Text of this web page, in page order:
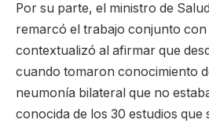
Por su parte, el ministro de
remarcó el trabajo conjunto
contextualizó al afirmar que
cuando tomaron conocimiento
neumonía bilateral que no
conocida de los 30 estudios